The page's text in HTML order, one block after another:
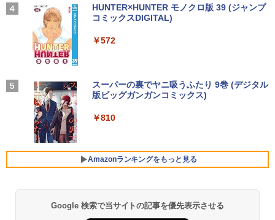
パソコン/中古ノートパソコン/中古ノート
PC/Windows11
￥24,999
【★最大100%ポイント】【新生活応援・
2026】【Office2019H&B】【DVD×テン
Core i5/メモリ:4GB/8GB/16GB/SSD:12
￥14,999
ター 15.6インチ フルHD 4K 144Hz タッ
チパネル バッテリー内蔵 無線接続 12モ
I 軽量 薄型 リモートワーク ディスプレイ
【楽天1位常連・超800冠獲得】黒/白 モ
ニター 非光沢 スピーカー内蔵 HDR/Free
sync/VESA cocopar HG-238
￥13,999
刊) 全巻セット [入荷予約]
【中古】
【2026年アップグレード版】AOKIMI ワイヤ
セリング 自動ペアリング Type-C充電 マイク
付き 防水 タッチ式音量調整 スポーツ/通勤/通
学/WEB会議(ホワイト)
Xiaomi シャオミ REDMI Buds 8 Lite ワイヤ
レスイヤホン Bluetooth 5.4 ノイズキャンセ
￥3,480
On My Road (Stadium ver.)
On My Road (Stadium ver.)
by Amazon 炭酸水 ラベルレス 500ml ×24本
art Basic)
【Amazon.co.jp限定】 伊藤園 磨かれて、澄
] [ 水 ] [ ペットボトル ] [ 箱買い ] [ ストック
￥998
HUNTER×HUNTER モノクロ版 39 (ジャンプ
コミックスDIGITAL)
￥572
スーパーの裏でヤニ吸うふたり 9巻 (デジタル
版ビッグガンガンコミックス)
￥810
Amazonランキングをもっと見る
Google 検索で当サイトの記事を優先表示させる